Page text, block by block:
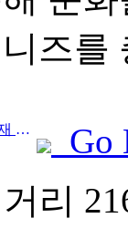
즈를
Prev:국무원 정보판공실 기자회견: 현재 우리나라에는 자가운전 관광 서비스를 제공할 수 있는 국경항구가 28개 있습니다.
Go
리